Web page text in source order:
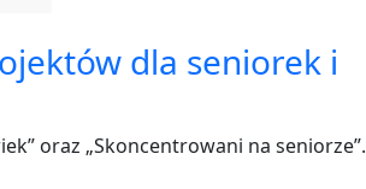
dla seniorek i
oraz „Skoncentrowani na seniorze”.